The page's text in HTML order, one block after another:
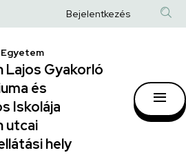
Anonim
fiók
Bejelentkezés
Lajos Gyakorló
és
Iskolája
utcai
hely